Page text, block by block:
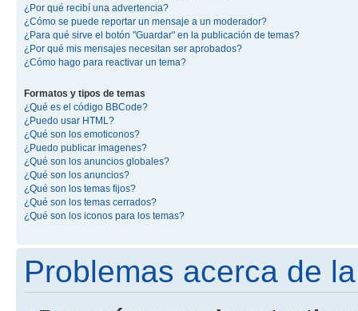
¿Por qué recibí una advertencia?
¿Cómo se puede reportar un mensaje a un moderador?
¿Para qué sirve el botón "Guardar" en la publicación de temas?
¿Por qué mis mensajes necesitan ser aprobados?
¿Cómo hago para reactivar un tema?
Formatos y tipos de temas
¿Qué es el código BBCode?
¿Puedo usar HTML?
¿Qué son los emoticonos?
¿Puedo publicar imagenes?
¿Qué son los anuncios globales?
¿Qué son los anuncios?
¿Qué son los temas fijos?
¿Qué son los temas cerrados?
¿Qué son los iconos para los temas?
Problemas acerca de